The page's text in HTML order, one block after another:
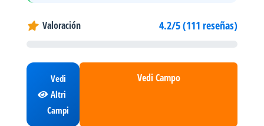
Valoración 4.2/5 (111 reseñas)
Vedi
Altri
Campi
Vedi Campo